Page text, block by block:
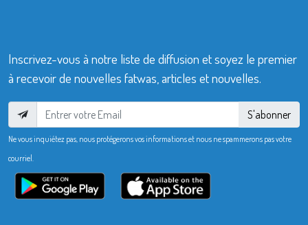
Inscrivez-vous à notre liste de diffusion et soyez le premier
à recevoir de nouvelles fatwas, articles et nouvelles.
S'abonner
Ne vous inquiétez pas, nous protégerons vos informations et nous ne spammerons pas votre
courriel.